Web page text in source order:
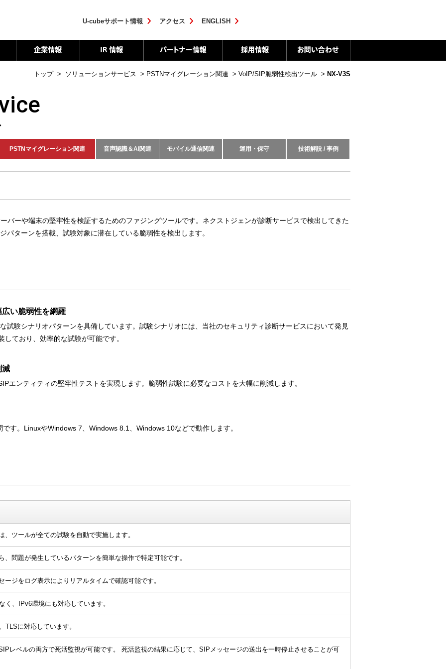
U-cubeサポート情報 アクセス ENGLISH
トップ > ソリューションサービス > PSTNマイグレーション関連 > VoIP/SIP脆弱性検出ツール > NX-V3S
PSTNマイグレーション関連 音声認識＆AI関連 モバイル通信関連 運用・保守 技術解説 / 事例
バーや端末の堅牢性を検証するためのファジングツールです。ネクストジェンが診断サービスで検出してきた
パターンを搭載、試験対象に潜在している脆弱性を検出します。
い脆弱性を網羅
試験シナリオパターンを具備しています。試験シナリオには、当社のセキュリティ診断サービスにおいて発見
ており、効率的な試験が可能です。
減
エンティティの堅牢性テストを実現します。脆弱性試験に必要なコストを大幅に削減します。
す。LinuxやWindows 7、Windows 8.1、Windows 10などで動作します。
、ツールが全ての試験を自動で実施します。
、問題が発生しているパターンを簡単な操作で特定可能です。
ージをログ表示によりリアルタイムで確認可能です。
く、IPv6環境にも対応しています。
TLSに対応しています。
レベルの両方で死活監視が可能です。 死活監視の結果に応じて、SIPメッセージの送出を一時停止させることが可